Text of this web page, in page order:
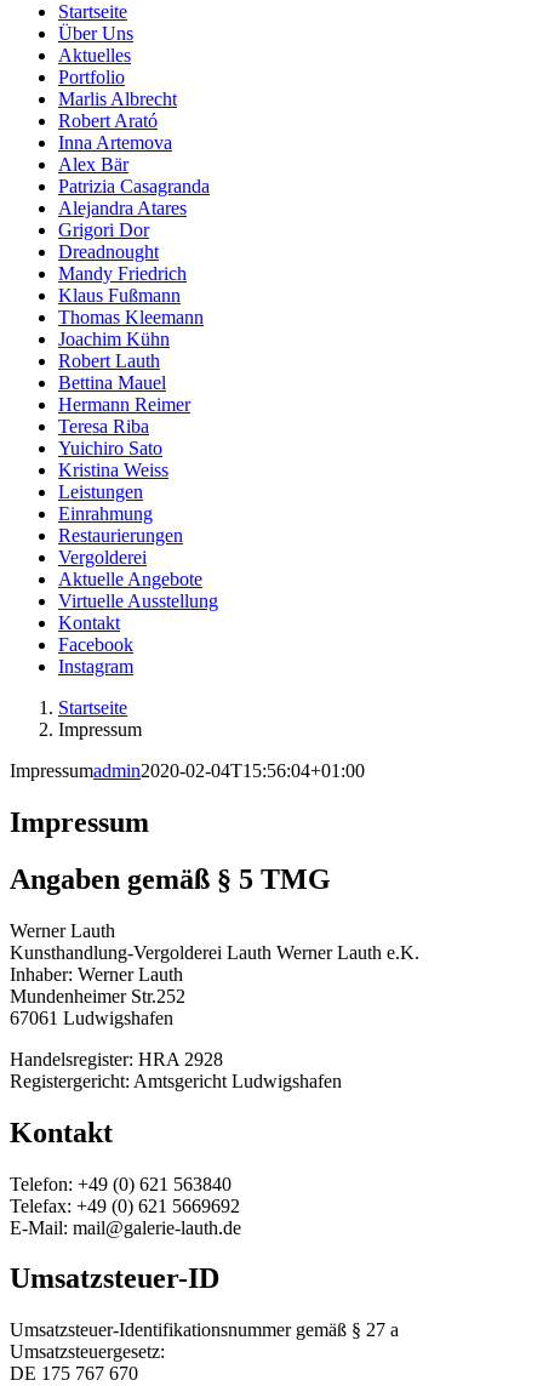
Startseite
Über Uns
Aktuelles
Portfolio
Marlis Albrecht
Robert Arató
Inna Artemova
Alex Bär
Patrizia Casagranda
Alejandra Atares
Grigori Dor
Dreadnought
Mandy Friedrich
Klaus Fußmann
Thomas Kleemann
Joachim Kühn
Robert Lauth
Bettina Mauel
Hermann Reimer
Teresa Riba
Yuichiro Sato
Kristina Weiss
Leistungen
Einrahmung
Restaurierungen
Vergolderei
Aktuelle Angebote
Virtuelle Ausstellung
Kontakt
Facebook
Instagram
Startseite
Impressum
Impressumadmin2020-02-04T15:56:04+01:00
Impressum
Angaben gemäß § 5 TMG
Werner Lauth
Kunsthandlung-Vergolderei Lauth Werner Lauth e.K.
Inhaber: Werner Lauth
Mundenheimer Str.252
67061 Ludwigshafen
Handelsregister: HRA 2928
Registergericht: Amtsgericht Ludwigshafen
Kontakt
Telefon: +49 (0) 621 563840
Telefax: +49 (0) 621 5669692
E-Mail: mail@galerie-lauth.de
Umsatzsteuer-ID
Umsatzsteuer-Identifikationsnummer gemäß § 27 a
Umsatzsteuergesetz:
DE 175 767 670